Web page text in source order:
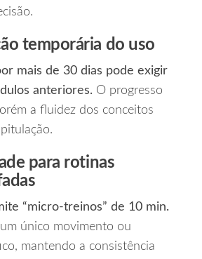
temporária do uso
mais de 30 dias pode exigir
anteriores. O progresso
a fluidez dos conceitos
para rotinas
“micro‑treinos” de 10 min.
único movimento ou
mantendo a consistência